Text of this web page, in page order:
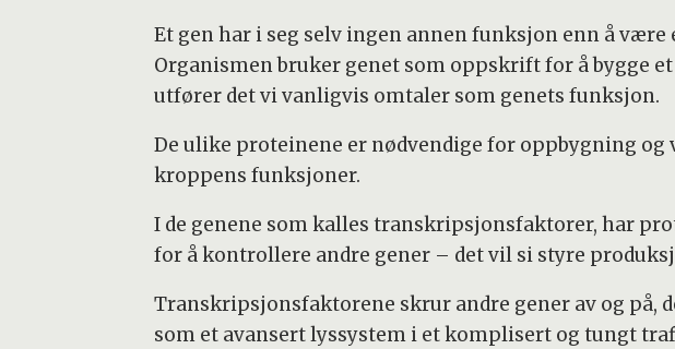
Et gen har i seg selv ingen annen funksjon enn å
Organismen bruker genet som oppskrift for å bygge
utfører det vi vanligvis omtaler som genets funksjon.
De ulike proteinene er nødvendige for oppbygning
kroppens funksjoner.
I de genene som kalles transkripsjonsfaktorer, har
for å kontrollere andre gener – det vil si styre
Transkripsjonsfaktorene skrur andre gener av og på,
som et avansert lyssystem i et komplisert og tungt